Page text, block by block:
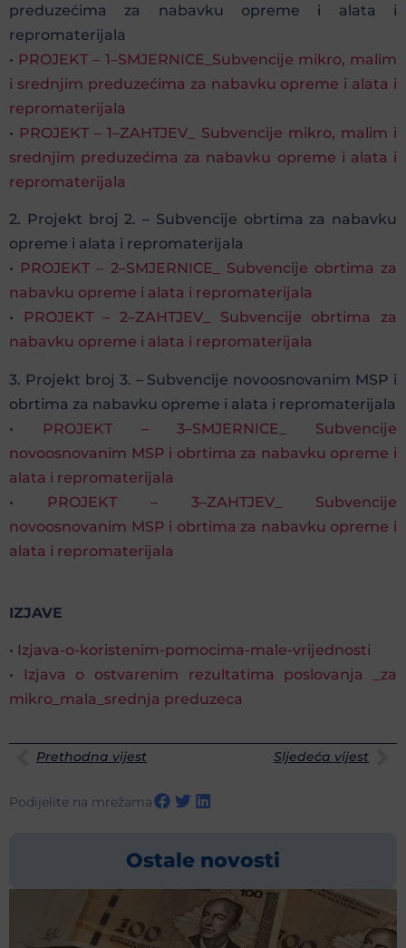
preduzećima za nabavku opreme i alata i
repromaterijala
• PROJEKT – 1–SMJERNICE_Subvencije mikro, malim
i srednjim preduzećima za nabavku opreme i alata i
repromaterijala
• PROJEKT – 1–ZAHTJEV_ Subvencije mikro, malim i
srednjim preduzećima za nabavku opreme i alata i
repromaterijala
2. Projekt broj 2. – Subvencije obrtima za nabavku
opreme i alata i repromaterijala
• PROJEKT – 2–SMJERNICE_ Subvencije obrtima za
nabavku opreme i alata i repromaterijala
•
PROJEKT – 2–ZAHTJEV_ Subvencije obrtima za
nabavku opreme i alata i repromaterijala
3. Projekt broj 3. – Subvencije novoosnovanim MSP i
obrtima za nabavku opreme i alata i repromaterijala
•
PROJEKT – 3–SMJERNICE_ Subvencije
novoosnovanim MSP i obrtima za nabavku opreme i
alata i repromaterijala
•
PROJEKT – 3–ZAHTJEV_ Subvencije
novoosnovanim MSP i obrtima za nabavku opreme i
alata i repromaterijala
IZJAVE
• Izjava-o-koristenim-pomocima-male-vrijednosti
•
Izjava o ostvarenim rezultatima poslovanja _za
mikro_mala_srednja preduzeca
Prethodna vijest Sljedeća vijest
Podijelite na mrežama
Ostale novosti